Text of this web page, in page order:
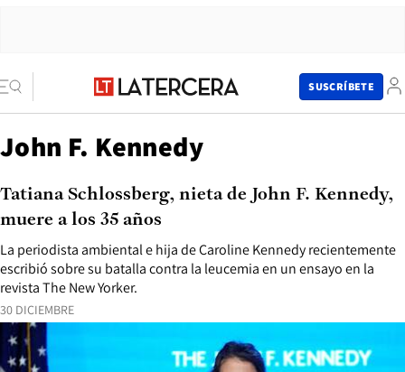
SUSCRÍBETE
John F. Kennedy
30 DICIEMBRE
La periodista ambiental e hija de Caroline Kennedy recientemente
escribió sobre su batalla contra la leucemia en un ensayo en la
revista The New Yorker.
Tatiana Schlossberg, nieta de John F. Kennedy,
muere a los 35 años